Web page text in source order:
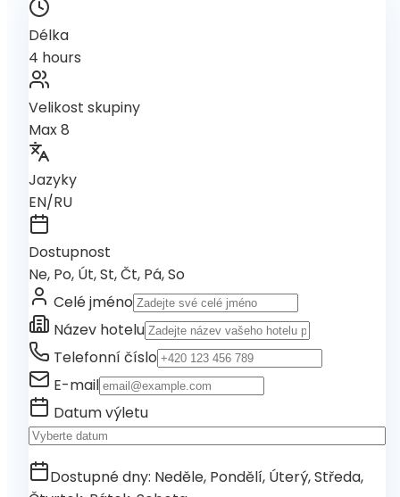
Délka
4 hours
Velikost skupiny
Max 8
Jazyky
EN/RU
Dostupnost
Ne, Po, Út, St, Čt, Pá, So
Celé jméno
Název hotelu
Telefonní číslo
E-mail
Datum výletu
Dostupné dny: Neděle, Pondělí, Úterý, Středa,